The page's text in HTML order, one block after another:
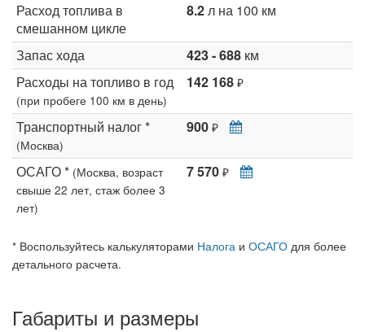
Расход топлива в
смешанном цикле
8.2л на 100 км
Запас хода 423 - 688 км
Расходы на топливо в год
(при пробеге 100 км в день)
142 168 ₽
Транспортный налог *
(Москва)
900 ₽
ОСАГО * (Москва, возраст
свыше 22 лет, стаж более 3
лет)
7 570 ₽
* Воспользуйтесь калькуляторами Налога и ОСАГО для более
детального расчета.
Габариты и размеры